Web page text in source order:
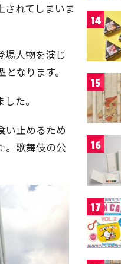
れてしまいま
場人物を演じ
なります。
た。
い止めるため
。歌舞伎の公
14
15
16
17